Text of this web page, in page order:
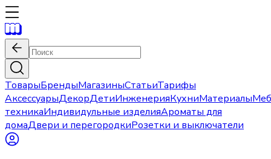
ТоварыБрендыМагазиныСтатьиТарифы
АксессуарыДекорДетиИнженерияКухниМатериалы
техникаИндивидульные изделияАроматы для
домаДвери и перегородкиРозетки и выключатели